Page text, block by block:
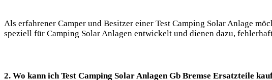
Als erfahrener Camper und Besitzer einer Test Camping Solar Anlage
speziell für Camping Solar Anlagen entwickelt und dienen dazu,
2. Wo kann ich Test Camping Solar Anlagen Gb Bremse Ersatzteile